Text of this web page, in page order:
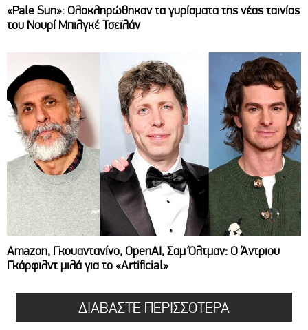
«Pale Sun»: Ολοκληρώθηκαν τα γυρίσματα της νέας ταινίας
του Νουρί Μπιλγκέ Τσεϊλάν
Amazon, Γκουαντανίνο, OpenAI, Σαμ Όλτμαν: Ο Άντριου
Γκάρφιλντ μιλά για το «Artificial»
ΔΙΑΒΑΣΤΕ ΠΕΡΙΣΣΟΤΕΡΑ